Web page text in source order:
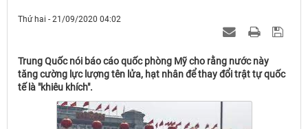
Thứ hai - 21/09/2020 04:02
Trung Quốc nói báo cáo quốc phòng Mỹ cho rằng nước này
tăng cường lực lượng tên lửa, hạt nhân để thay đổi trật tự quốc
tế là "khiêu khích".